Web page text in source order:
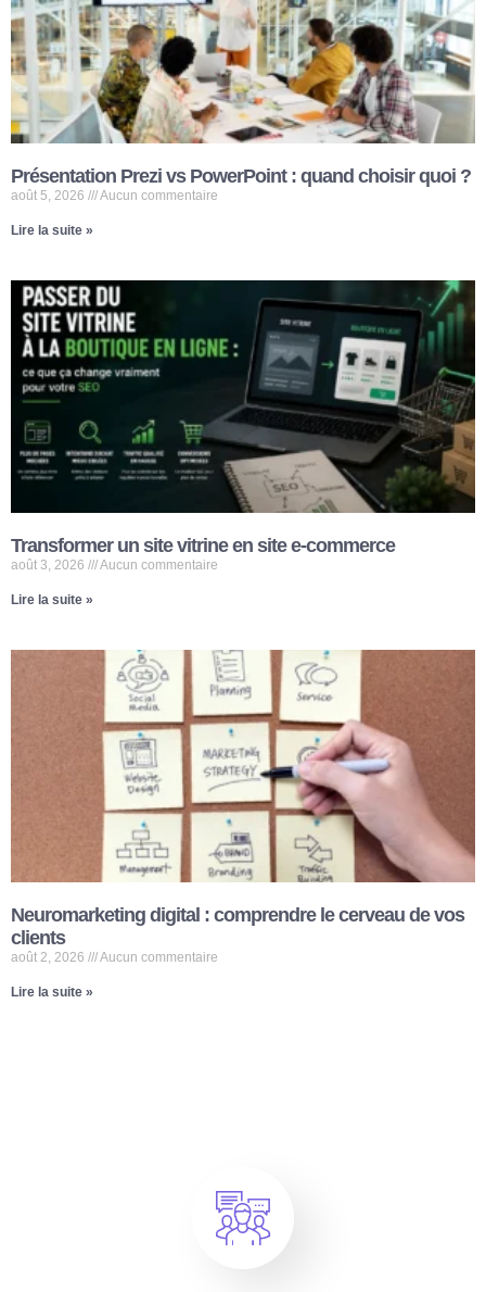
Présentation Prezi vs PowerPoint : quand choisir quoi ?
août 5, 2026 Aucun commentaire
Lire la suite »
Transformer un site vitrine en site e-commerce
août 3, 2026 Aucun commentaire
Lire la suite »
Neuromarketing digital : comprendre le cerveau de vos
clients
août 2, 2026 Aucun commentaire
Lire la suite »